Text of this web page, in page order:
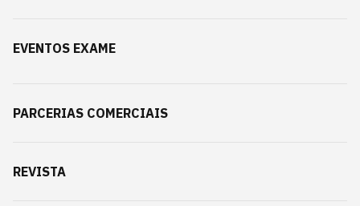
EVENTOS EXAME
PARCERIAS COMERCIAIS
REVISTA